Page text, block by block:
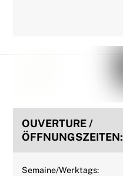
OUVERTURE /
ÖFFNUNGSZEITEN:
Semaine/Werktags: